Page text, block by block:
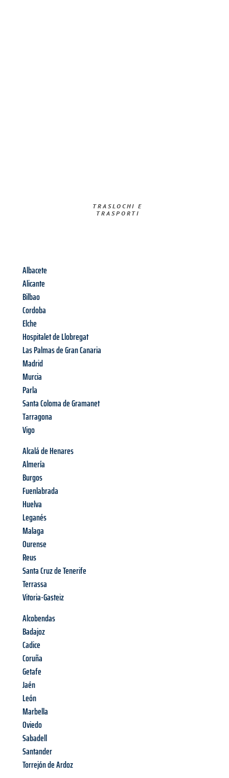
TRASLOCHI E
TRASPORTI​
Albacete
Alicante
Bilbao
Cordoba
Elche
Hospitalet de Llobregat
Las Palmas de Gran Canaria
Madrid
Murcia
Parla
Santa Coloma de Gramanet
Tarragona
Vigo
Alcalá de Henares
Almería
Burgos
Fuenlabrada
Huelva
Leganés
Malaga
Ourense
Reus
Santa Cruz de Tenerife
Terrassa
Vitoria-Gasteiz
Alcobendas
Badajoz
Cadice
Coruña
Getafe
Jaén
León
Marbella
Oviedo
Sabadell
Santander
Torrejón de Ardoz